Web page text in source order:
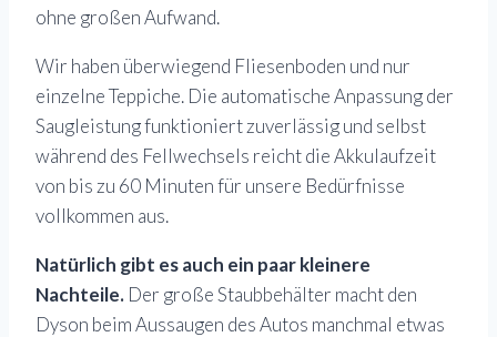
ohne großen Aufwand.
Wir haben überwiegend Fliesenboden und nur
einzelne Teppiche. Die automatische Anpassung der
Saugleistung funktioniert zuverlässig und selbst
während des Fellwechsels reicht die Akkulaufzeit
von bis zu 60 Minuten für unsere Bedürfnisse
vollkommen aus.
Natürlich gibt es auch ein paar kleinere
Nachteile. Der große Staubbehälter macht den
Dyson beim Aussaugen des Autos manchmal etwas